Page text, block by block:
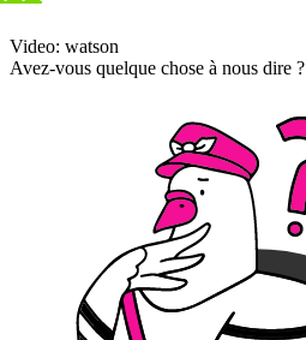
Video: watson
Avez-vous quelque chose à nous dire ?